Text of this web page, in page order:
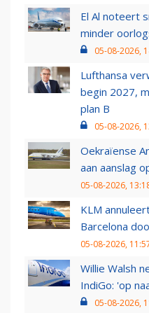
El Al noteert
minder
05-08-2026,
Lufthansa
begin 2027,
plan B
05-08-2026,
Oekraïense
aan aanslag
05-08-2026,
KLM
Barcelona
05-08-2026,
Willie Walsh
IndiGo: 'op
05-08-2026,